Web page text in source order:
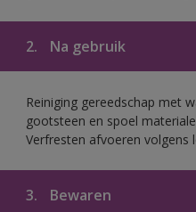
2. Na gebruik
Reiniging gereedschap met
gootsteen en spoel
Verfresten afvoeren volgens
3. Bewaren